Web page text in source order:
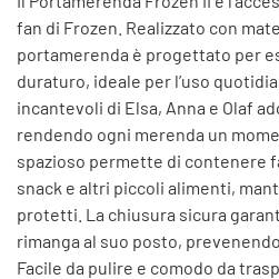
fan di Frozen. Realizzato con
portamerenda è progettato per
duraturo, ideale per l’uso
incantevoli di Elsa, Anna e Olaf
rendendo ogni merenda un
spazioso permette di contenere
snack e altri piccoli alimenti,
protetti. La chiusura sicura
rimanga al suo posto,
Facile da pulire e comodo da